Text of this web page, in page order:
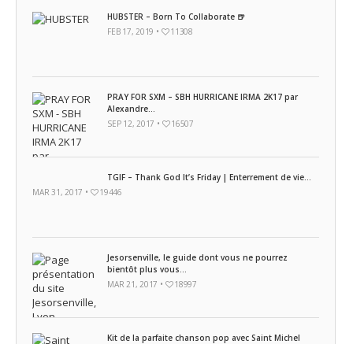
HUBSTER – Born To Collaborate 🍺
FEB 17, 2019 •
11308
PRAY FOR SXM – SBH HURRICANE IRMA 2K17 par
Alexandre...
SEP 12, 2017 •
16507
TGIF – Thank God It’s Friday | Enterrement de vie...
MAR 31, 2017 •
19446
Jesorsenville, le guide dont vous ne pourrez
bientôt plus vous...
MAR 21, 2017 •
18997
Kit de la parfaite chanson pop avec Saint Michel